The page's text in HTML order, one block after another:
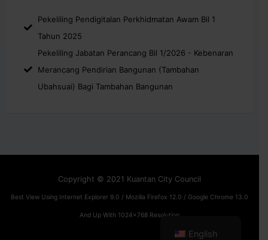
Pekeliling Pendigitalan Perkhidmatan Awam Bil 1
Tahun 2025
Pekeliling Jabatan Perancang Bil 1/2026 - Kebenaran
Merancang Pendirian Bangunan (Tambahan
Ubahsuai) Bagi Tambahan Bangunan
Copyright © 2021 Kuantan City Council
Best View Using Internet Explorer 9.0 / Mozilla Firefox 12.0 / Google Chrome 13.0
And Up With 1024x768 Resolution
English